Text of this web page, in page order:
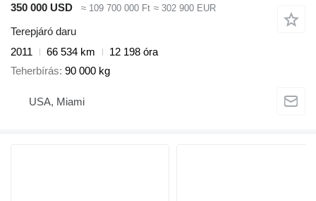
350 000 USD
≈ 109 700 000 Ft ≈ 302 900 EUR
Terepjáró daru
2011
66 534 km
12 198 óra
Teherbírás 90 000 kg
USA, Miami